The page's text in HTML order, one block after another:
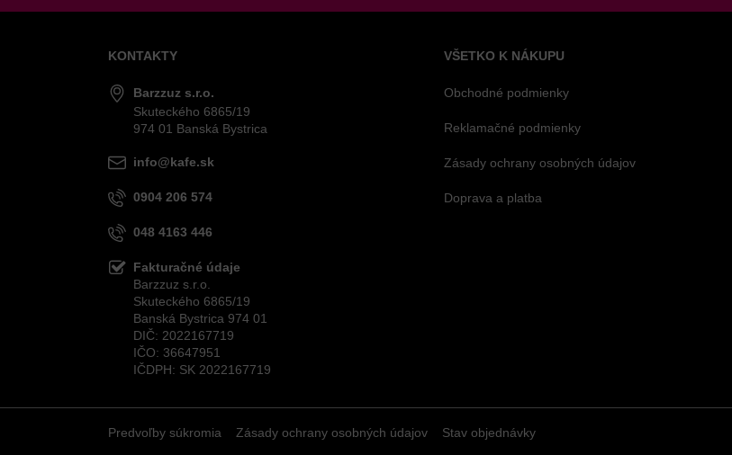
KONTAKTY
Barzzuz s.r.o.
Skuteckého 6865/19
974 01 Banská Bystrica
info@kafe.sk
0904 206 574
048 4163 446
Fakturačné údaje
Barzzuz s.r.o.
Skuteckého 6865/19
Banská Bystrica 974 01
DIČ: 2022167719
IČO: 36647951
IČDPH: SK 2022167719
VŠETKO K NÁKUPU
Obchodné podmienky
Reklamačné podmienky
Zásady ochrany osobných údajov
Doprava a platba
Predvoľby súkromia Zásady ochrany osobných údajov Stav objednávky